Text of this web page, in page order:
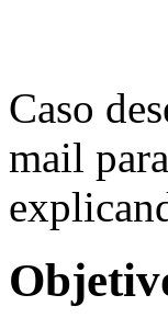
Caso
mail para